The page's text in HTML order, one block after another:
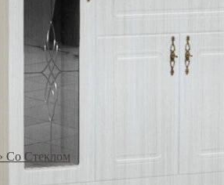
Со Стеклом